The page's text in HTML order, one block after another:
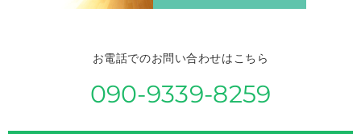
お電話でのお問い合わせはこちら
090-9339-8259